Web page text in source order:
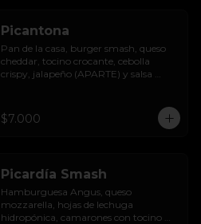
Picantona
Pan de la casa, burger smash, queso
cheddar, tocino crocante, cebolla
crispy, jalapeño (APARTE) y salsa
$7.000
Picardía Smash
Hamburguesa Angus, queso
mozzarella, hojas de lechuga
hidropónica, camarones con tocino